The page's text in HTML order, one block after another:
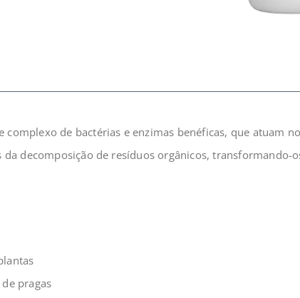
complexo de bactérias e enzimas benéficas, que atuam
da decomposição de resíduos orgânicos, transformando-
pragas